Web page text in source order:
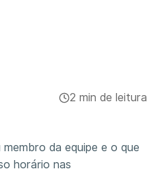
2 min de leitura
da equipe e o que
horário nas